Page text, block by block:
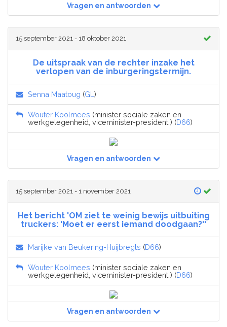
Vragen en antwoorden
15 september 2021 - 18 oktober 2021
De uitspraak van de rechter inzake het
verlopen van de inburgeringstermijn.
Senna Maatoug (GL )
Wouter Koolmees (minister sociale zaken en
werkgelegenheid, viceminister-president ) (D66)
Vragen en antwoorden
15 september 2021 - 1 november 2021
Het bericht 'OM ziet te weinig bewijs uitbuiting
truckers: 'Moet er eerst iemand doodgaan?''
Marijke van Beukering-Huijbregts (D66)
Wouter Koolmees (minister sociale zaken en
werkgelegenheid, viceminister-president ) (D66)
Vragen en antwoorden